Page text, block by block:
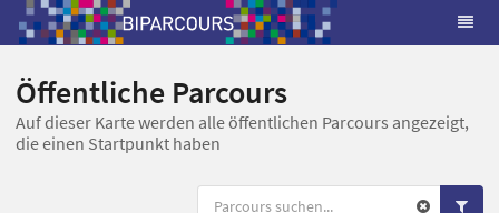
Öffentliche Parcours
Auf dieser Karte werden alle öffentlichen Parcours angezeigt,
die einen Startpunkt haben